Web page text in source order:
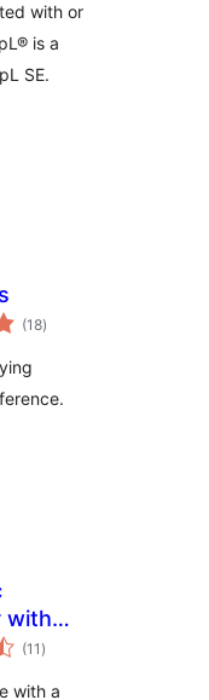
with or
is a
SE.
(18értékelés
összesen
)
with
(11 értékelés
összesen
)
with a